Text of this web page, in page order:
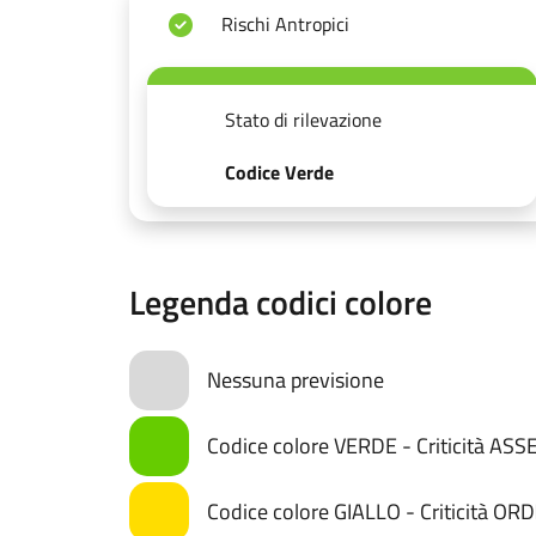
Rischi Antropici
Stato di rilevazione
Codice Verde
Legenda codici colore
Nessuna previsione
Codice colore VERDE - Criticità
Codice colore GIALLO - Criticità